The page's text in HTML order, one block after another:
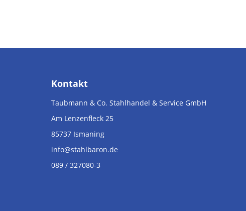
Kontakt
Taubmann & Co. Stahlhandel & Service GmbH
Am Lenzenfleck 25
85737 Ismaning
info@stahlbaron.de
089 / 327080-3